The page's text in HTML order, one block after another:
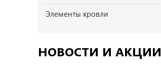
Элементы кровли
НОВОСТИ И АКЦИИ